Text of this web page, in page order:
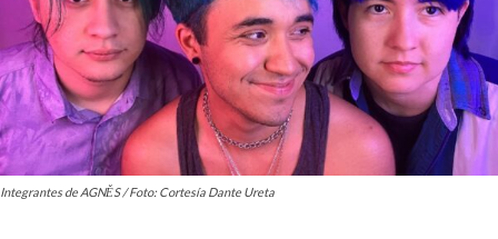
Integrantes de AGNĚS / Foto: Cortesía Dante Ureta